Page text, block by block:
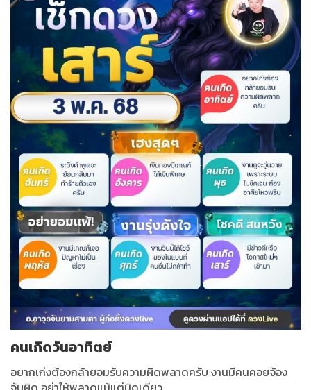
คนเกิดวันอาทิตย์
อยากเก่งต้องกล้ายอมรับความผิดพลาดครับ งานมีคนคอยจ้อง